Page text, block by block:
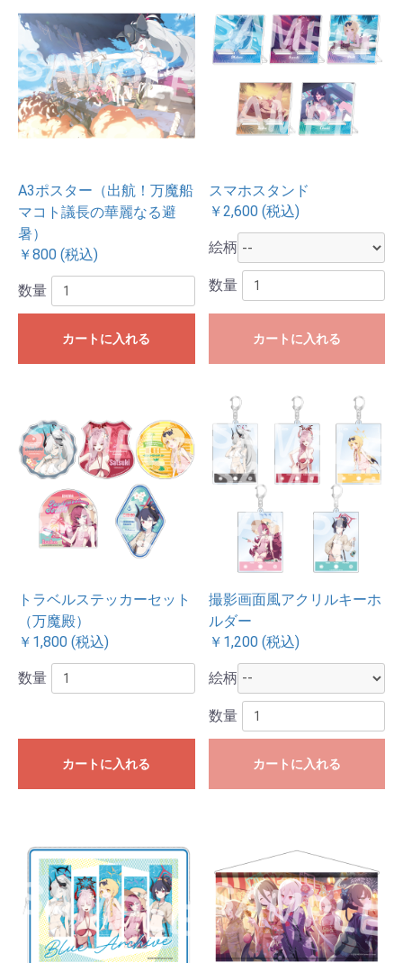
A3ポスター（出航！万魔船
マコト議長の華麗なる避
暑）
￥800 (税込)
数量
カートに入れる
スマホスタンド
￥2,600 (税込)
絵柄
数量
カートに入れる
トラベルステッカーセット
（万魔殿）
￥1,800 (税込)
数量
カートに入れる
撮影画面風アクリルキーホ
ルダー
￥1,200 (税込)
絵柄
数量
カートに入れる